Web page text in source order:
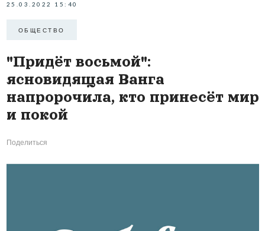
25.03.2022 15:40
ОБЩЕСТВО
"Придёт восьмой":
ясновидящая Ванга
напророчила, кто принесёт мир
и покой
Поделиться